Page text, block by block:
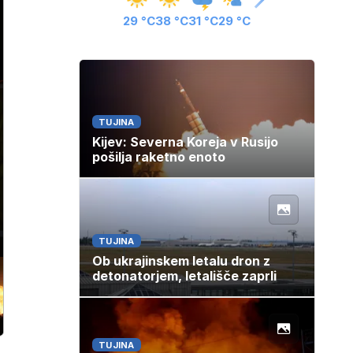
29 °C38 °C31 °C29 °C
TUJINA
Kijev: Severna Koreja v Rusijo
pošilja raketno enoto
TUJINA
Ob ukrajinskem letalu dron z
detonatorjem, letališče zaprli
TUJINA